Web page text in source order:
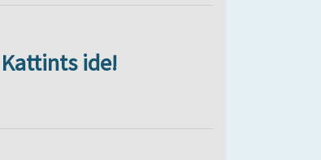
Kattints ide!